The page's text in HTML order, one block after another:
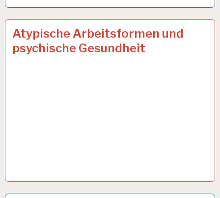
ARBEIT
UND
GESUNDHEIT…
Atypische Arbeitsformen und
psychische Gesundheit
27 JAN. 2020